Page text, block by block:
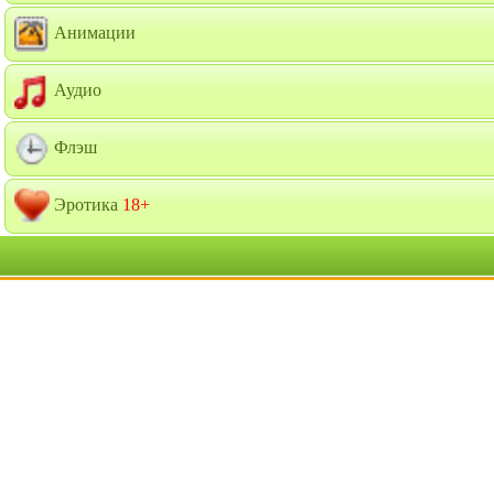
Анимации
Аудио
Флэш
Эротика 18+